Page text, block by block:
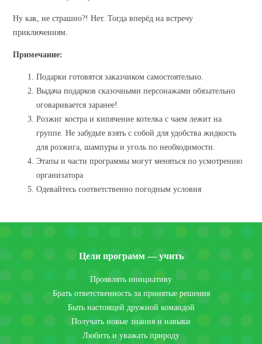
Ну как, не страшно?! Нет. Тогда вперёд на встречу
приключениям.
Примечание:
Подарки готовятся заказчиком самостоятельно.
Выдача подарков сказочными персонажами обязательно
оговаривается заранее!
Розжиг костра и кипячение котелка с чаем лежит на
группе. Не забудьте взять с собой для удобства жидкость
для розжига, шампуры и уголь по необходимости.
Этапы и части программы могут меняться по усмотрению
организатора
Одевайтесь соответственно погодным условия
Цели программ — учить
Проявлять инициативу
Брать ответственность за принятые решения
Быть настоящей дружной командой
Получать новые знания и навыки
Любить и уважать природу